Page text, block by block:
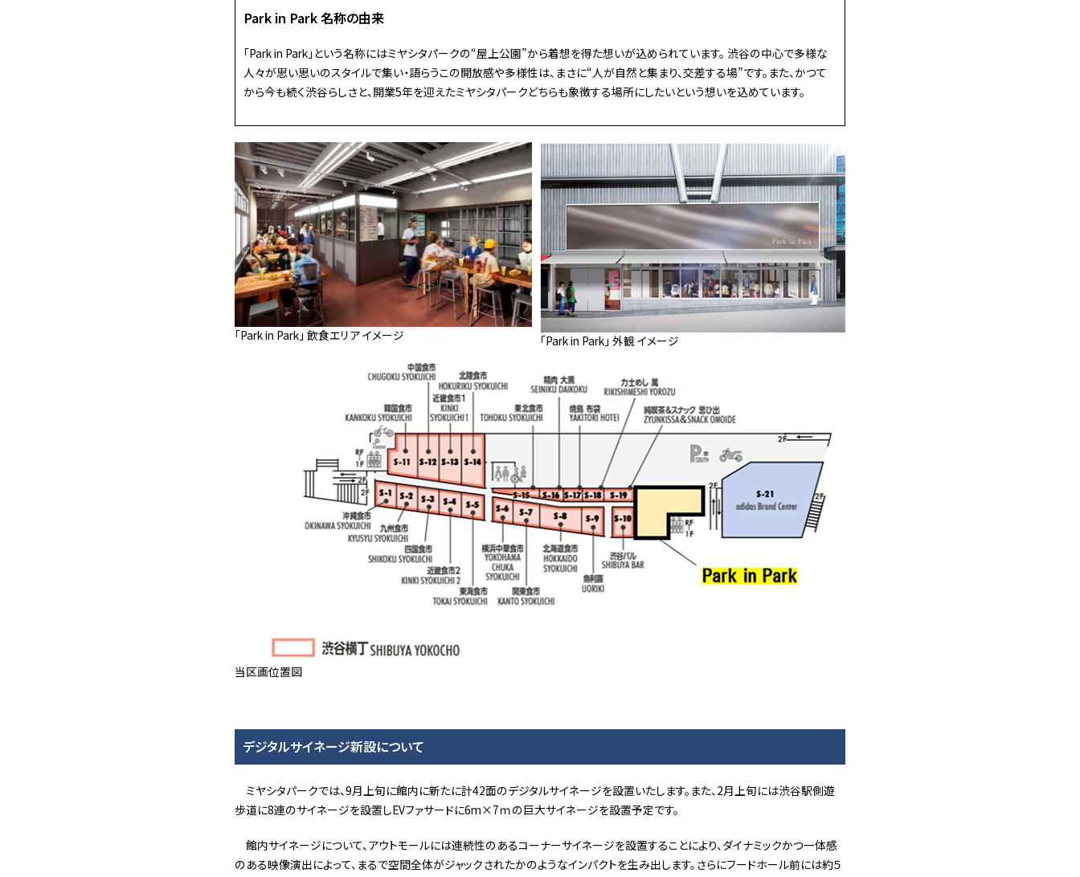
Park in Park 名称の由来
「Park in Park」という名称にはミヤシタパークの“屋上公園”から着想を得た想いが込められています。 渋谷の中心で多様な
人々が思い思いのスタイルで集い・語らうこの開放感や多様性は、まさに“人が自然と集まり、交差する場”です。また、かつて
から今も続く渋谷らしさと、開業5年を迎えたミヤシタパークどちらも象徴する場所にしたいという想いを込めています。
「Park in Park」 飲食エリア イメージ 「Park in Park」 外観 イメージ
当区画位置図
デジタルサイネージ新設について
ミヤシタパークでは、9月上旬に館内に新たに計42面のデジタルサイネージを設置いたします。また、2月上旬には渋谷駅側遊
歩道に8連のサイネージを設置しEVファサードに6m×7ｍの巨大サイネージを設置予定です。
館内サイネージについて、アウトモールには連続性のあるコーナーサイネージを設置することにより、ダイナミックかつ一体感
のある映像演出によって、まるで空間全体がジャックされたかのようなインパクトを生み出します。さらにフードホール前には約５